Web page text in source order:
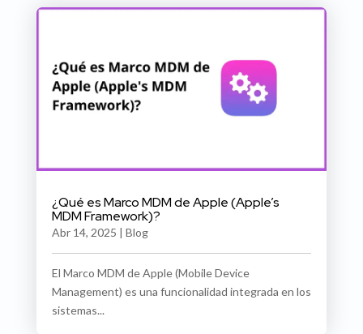
¿Qué es Marco MDM de Apple (Apple’s
MDM Framework)?
Abr 14, 2025 | Blog
El Marco MDM de Apple (Mobile Device
Management) es una funcionalidad integrada en los
sistemas...